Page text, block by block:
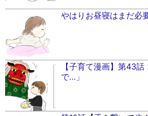
やはりお昼寝はまだ必
【子育て漫画】第43
で…」